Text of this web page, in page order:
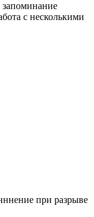
с несколькими
при разрыве